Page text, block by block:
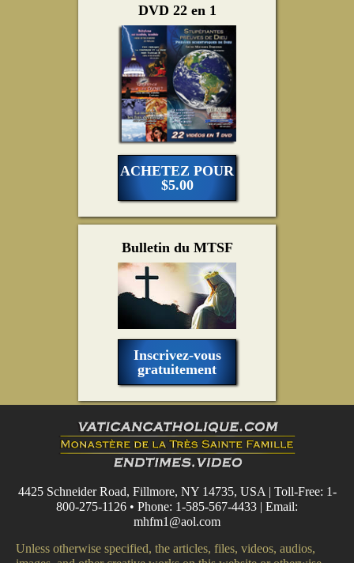
DVD 22 en 1
ACHETEZ POUR
$5.00
Bulletin du MTSF
Inscrivez-vous
gratuitement
4425 Schneider Road, Fillmore, NY 14735, USA | Toll-Free: 1-
800-275-1126 • Phone: 1-585-567-4433 | Email:
mhfm1@aol.com
Unless otherwise specified, the articles, files, videos, audios,